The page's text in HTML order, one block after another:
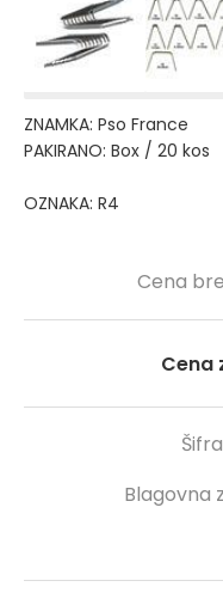
ZNAMKA: Pso France
PAKIRANO: Box / 20 kos
OZNAKA: R4
Cena
Cena
Blagovna